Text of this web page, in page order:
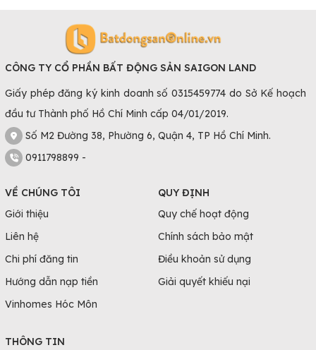
CÔNG TY CỔ PHẦN BẤT ĐỘNG SẢN SAIGON LAND
Giấy phép đăng ký kinh doanh số 0315459774 do Sở Kế hoạch
đầu tư Thành phố Hồ Chí Minh cấp 04/01/2019.
Số M2 Đường 38, Phường 6, Quận 4, TP Hồ Chí Minh.
0911798899 -
VỀ CHÚNG TÔI
Giới thiệu
Liên hệ
Chi phí đăng tin
Hướng dẫn nạp tiền
Vinhomes Hóc Môn
QUY ĐỊNH
Quy chế hoạt động
Chính sách bảo mật
Điều khoản sử dụng
Giải quyết khiếu nại
THÔNG TIN